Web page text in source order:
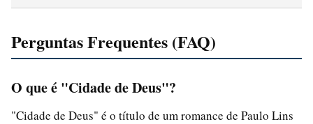
Perguntas Frequentes (FAQ)
O que é "Cidade de Deus"?
"Cidade de Deus" é o título de um romance de Paulo Lins